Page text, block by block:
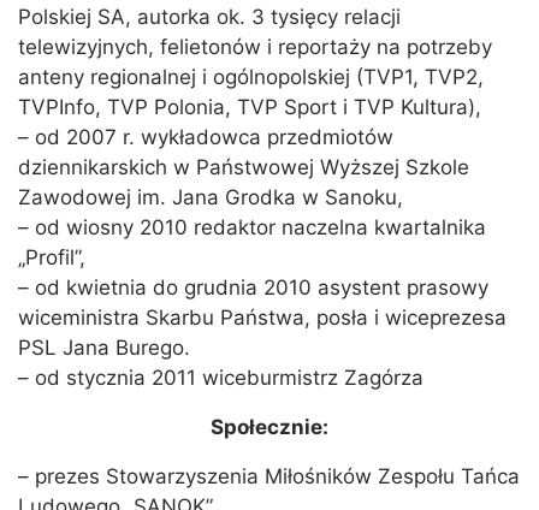
Polskiej SA, autorka ok. 3 tysięcy relacji
telewizyjnych, felietonów i reportaży na potrzeby
anteny regionalnej i ogólnopolskiej (TVP1, TVP2,
TVPInfo, TVP Polonia, TVP Sport i TVP Kultura),
– od 2007 r. wykładowca przedmiotów
dziennikarskich w Państwowej Wyższej Szkole
Zawodowej im. Jana Grodka w Sanoku,
– od wiosny 2010 redaktor naczelna kwartalnika
„Profil”,
– od kwietnia do grudnia 2010 asystent prasowy
wiceministra Skarbu Państwa, posła i wiceprezesa
PSL Jana Burego.
– od stycznia 2011 wiceburmistrz Zagórza
Społecznie:
– prezes Stowarzyszenia Miłośników Zespołu Tańca